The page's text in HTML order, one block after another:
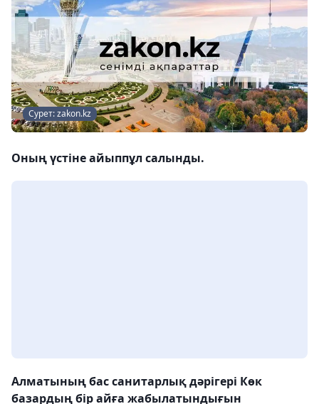
Сурет: zakon.kz
Оның үстіне айыппұл салынды.
Алматының бас санитарлық дәрігері Көк
базардың бір айға жабылатындығын